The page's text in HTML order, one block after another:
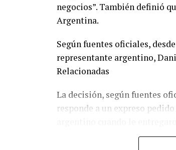
negocios”. También definió
Argentina.
Según fuentes oficiales,
representante argentino,
Relacionadas
La decisión, según fuentes
responde a un expreso
momento, no volvería a